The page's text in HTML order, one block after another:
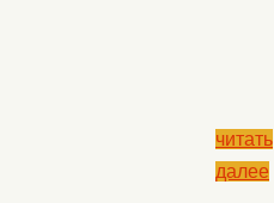
читать
далее